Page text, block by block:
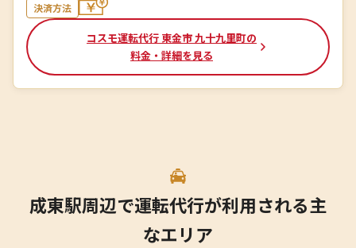
決済方法
コスモ運転代行 東金市 九十九里町の
料金・詳細を見る
成東駅周辺で運転代行が利用される主
なエリア